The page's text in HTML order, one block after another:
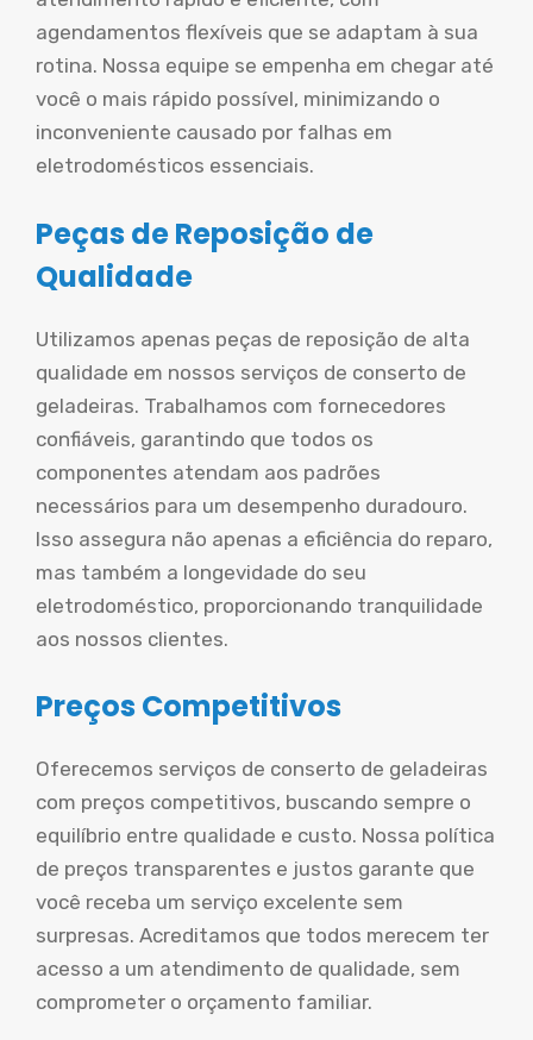
agendamentos flexíveis que se adaptam à sua
rotina. Nossa equipe se empenha em chegar até
você o mais rápido possível, minimizando o
inconveniente causado por falhas em
eletrodomésticos essenciais.
Peças de Reposição de
Qualidade
Utilizamos apenas peças de reposição de alta
qualidade em nossos serviços de conserto de
geladeiras. Trabalhamos com fornecedores
confiáveis, garantindo que todos os
componentes atendam aos padrões
necessários para um desempenho duradouro.
Isso assegura não apenas a eficiência do reparo,
mas também a longevidade do seu
eletrodoméstico, proporcionando tranquilidade
aos nossos clientes.
Preços Competitivos
Oferecemos serviços de conserto de geladeiras
com preços competitivos, buscando sempre o
equilíbrio entre qualidade e custo. Nossa política
de preços transparentes e justos garante que
você receba um serviço excelente sem
surpresas. Acreditamos que todos merecem ter
acesso a um atendimento de qualidade, sem
comprometer o orçamento familiar.